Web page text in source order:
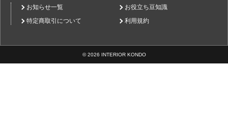
お知らせ一覧
お役立ち豆知識
特定商取引について
利用規約
© 2026 INTERIOR KONDO